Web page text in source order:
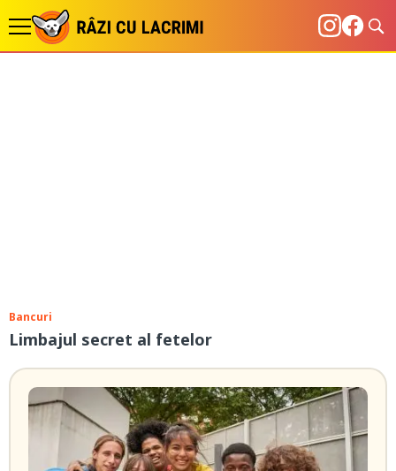
Bancuri
Limbajul secret al fetelor